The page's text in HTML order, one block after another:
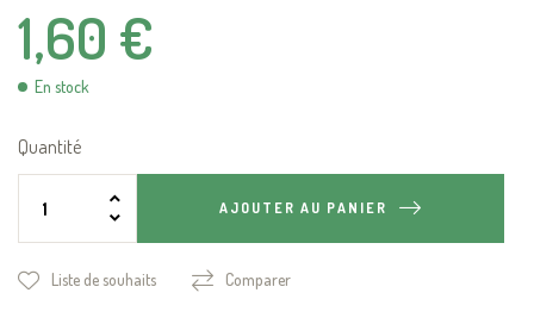
1,60 €
En stock
Quantité
AJOUTER AU PANIER
Liste de souhaits Comparer